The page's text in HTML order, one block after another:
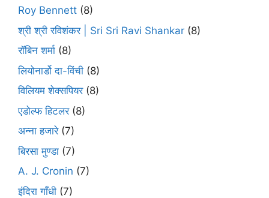
Roy Bennett (8)
श्री श्री रविशंकर | Sri Sri Ravi Shankar (8)
रॉबिन शर्मा (8)
लियोनार्डो दा-विंची (8)
विलियम शेक्सपियर(8)
एडोल्फ हिटलर(8)
अन्ना हजारे(7)
बिरसा मुण्डा (7)
A. J. Cronin (7)
इंदिरा गाँधी (7)